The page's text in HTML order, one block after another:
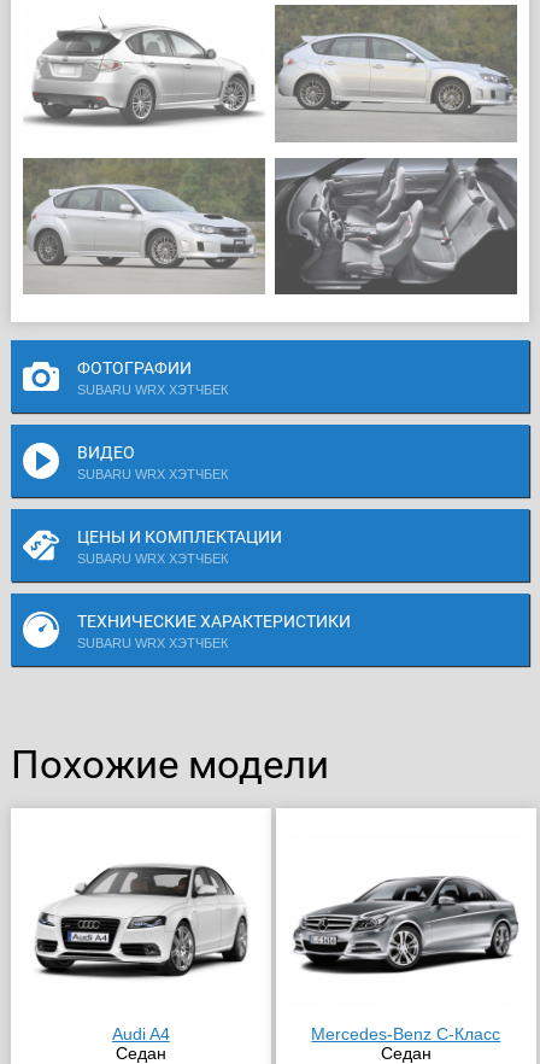
ФОТОГРАФИИ
SUBARU WRX ХЭТЧБЕК
ВИДЕО
SUBARU WRX ХЭТЧБЕК
ЦЕНЫ И КОМПЛЕКТАЦИИ
SUBARU WRX ХЭТЧБЕК
ТЕХНИЧЕСКИЕ ХАРАКТЕРИСТИКИ
SUBARU WRX ХЭТЧБЕК
Похожие модели
Audi A4
Седан
Mercedes-Benz C-Класс
Седан